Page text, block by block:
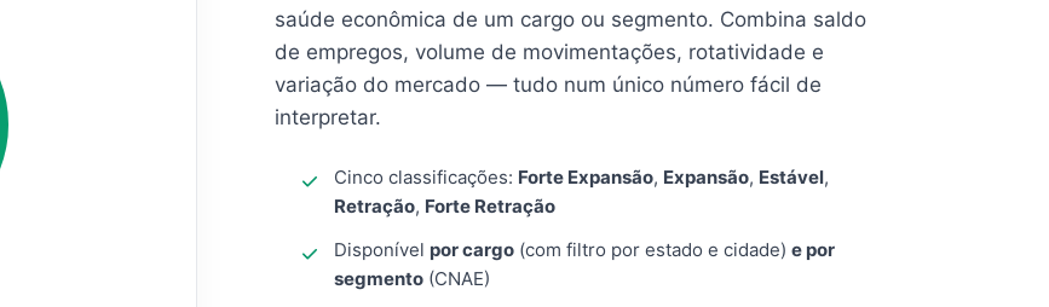
saúde econômica de um cargo ou segmento. Combina saldo
de empregos, volume de movimentações, rotatividade e
variação do mercado — tudo num único número fácil de
interpretar.
Cinco classificações: Forte Expansão, Expansão, Estável,
Retração, Forte Retração
Disponível por cargo (com filtro por estado e cidade) e por
segmento (CNAE)